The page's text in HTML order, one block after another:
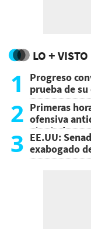
LO + VISTO
1
Progreso
prueba de
2 Primeras
ofensiva
atentado
3 EE.UU:
exabogado